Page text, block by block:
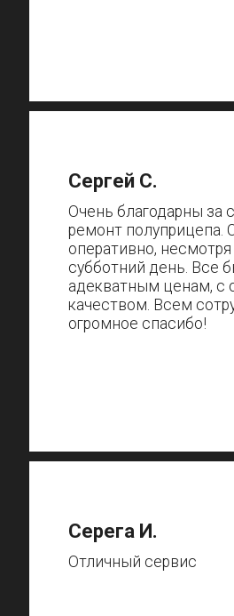
Сергей С.
Очень благодарны за
ремонт полуприцепа.
оперативно, несмотря
субботний день. Все
адекватным ценам, с
качеством. Всем
огромное спасибо!
Серега И.
Отличный сервис